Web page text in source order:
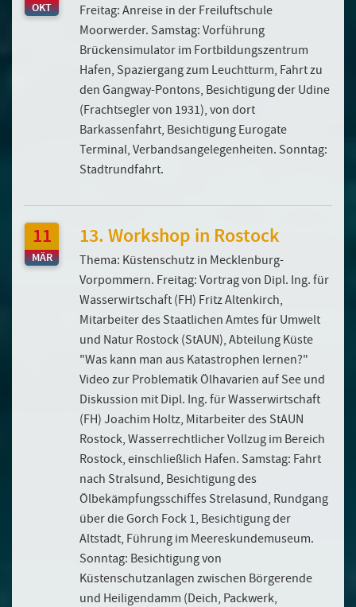
OKT
Freitag: Anreise in der Freiluftschule
Moorwerder. Samstag: Vorführung
Brückensimulator im Fortbildungszentrum
Hafen, Spaziergang zum Leuchtturm, Fahrt zu
den Gangway-Pontons, Besichtigung der Udine
(Frachtsegler von 1931), von dort
Barkassenfahrt, Besichtigung Eurogate
Terminal, Verbandsangelegenheiten. Sonntag:
Stadtrundfahrt.
11
MÄR
13. Workshop in Rostock
Thema: Küstenschutz in Mecklenburg-
Vorpommern. Freitag: Vortrag von Dipl. Ing. für
Wasserwirtschaft (FH) Fritz Altenkirch,
Mitarbeiter des Staatlichen Amtes für Umwelt
und Natur Rostock (StAUN), Abteilung Küste
"Was kann man aus Katastrophen lernen?"
Video zur Problematik Ölhavarien auf See und
Diskussion mit Dipl. Ing. für Wasserwirtschaft
(FH) Joachim Holtz, Mitarbeiter des StAUN
Rostock, Wasserrechtlicher Vollzug im Bereich
Rostock, einschließlich Hafen. Samstag: Fahrt
nach Stralsund, Besichtigung des
Ölbekämpfungsschiffes Strelasund, Rundgang
über die Gorch Fock 1, Besichtigung der
Altstadt, Führung im Meereskundemuseum.
Sonntag: Besichtigung von
Küstenschutzanlagen zwischen Börgerende
und Heiligendamm (Deich, Packwerk,